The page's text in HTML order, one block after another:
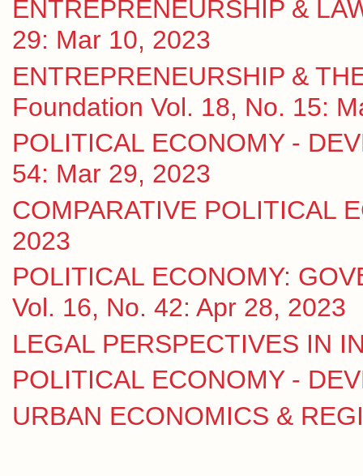
ENTREPRENEURSHIP &
29: Mar 10, 2023
ENTREPRENEURSHIP &
Foundation Vol. 18, No. 15:
POLITICAL ECONOMY -
54: Mar 29, 2023
COMPARATIVE POLITICAL
2023
POLITICAL ECONOMY:
Vol. 16, No. 42: Apr 28, 2023
LEGAL PERSPECTIVES IN
POLITICAL ECONOMY -
URBAN ECONOMICS &